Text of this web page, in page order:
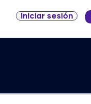
Iniciar sesión